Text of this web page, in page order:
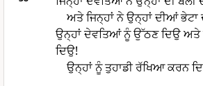
ਅਤੇ ਜਿਨ੍ਹਾਂ ਨੇ ਉਨ੍ਹਾਂ ਦੀਆਂ ਭੇਟਾ
ਉਨ੍ਹਾਂ ਦੇਵਤਿਆਂ ਨੂੰ ਉੱਠਣ ਦਿਉ ਅਤੇ
ਦਿਉ!
ਉਨ੍ਹਾਂ ਨੂੰ ਤੁਹਾਡੀ ਰੱਖਿਆ ਕਰਨ